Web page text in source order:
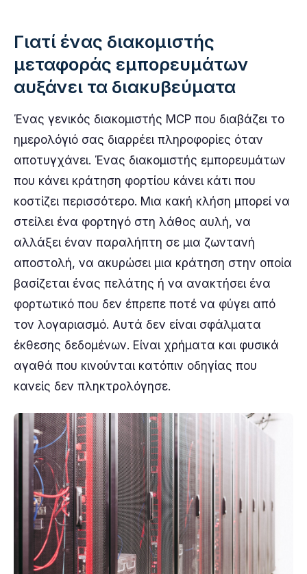
Γιατί ένας διακομιστής
μεταφοράς εμπορευμάτων
αυξάνει τα διακυβεύματα
Ένας γενικός διακομιστής MCP που διαβάζει το
ημερολόγιό σας διαρρέει πληροφορίες όταν
αποτυγχάνει. Ένας διακομιστής εμπορευμάτων
που κάνει κράτηση φορτίου κάνει κάτι που
κοστίζει περισσότερο. Μια κακή κλήση μπορεί να
στείλει ένα φορτηγό στη λάθος αυλή, να
αλλάξει έναν παραλήπτη σε μια ζωντανή
αποστολή, να ακυρώσει μια κράτηση στην οποία
βασίζεται ένας πελάτης ή να ανακτήσει ένα
φορτωτικό που δεν έπρεπε ποτέ να φύγει από
τον λογαριασμό. Αυτά δεν είναι σφάλματα
έκθεσης δεδομένων. Είναι χρήματα και φυσικά
αγαθά που κινούνται κατόπιν οδηγίας που
κανείς δεν πληκτρολόγησε.